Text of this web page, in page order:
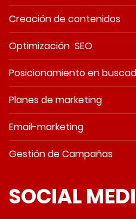
Creación de contenidos
Optimización SEO
Posicionamiento en
Planes de marketing
Email-marketing
Gestión de Campañas
SOCIAL